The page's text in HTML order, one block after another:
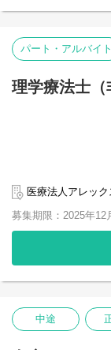
て-妊娠週数に着目
など
【スポーツ外部活動
プロチームや国体
医師の治療方針な
リ業務に従事して
職員は探求心も高
用意されています
誇りを感じられる
解
書類作成の方法、
【臨床指導】
工藤慎太郎先生（
法
【学術活動】
・超音波画像診断
パート・アルバイト
理学療法士（
医療法人アレッ
募集期限：2025年12
中途